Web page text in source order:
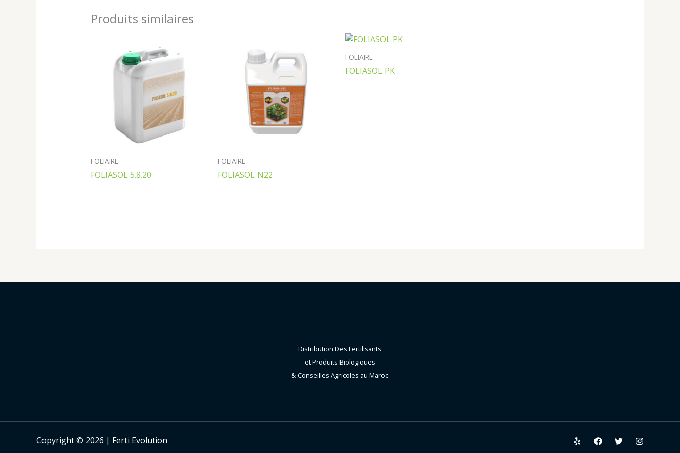
Produits similaires
FOLIAIRE
FOLIASOL 5.8.20
FOLIAIRE
FOLIASOL N22
FOLIAIRE
FOLIASOL PK
Distribution Des Fertilisants
et Produits Biologiques
& Conseilles Agricoles au Maroc
Copyright © 2026 | Ferti Evolution